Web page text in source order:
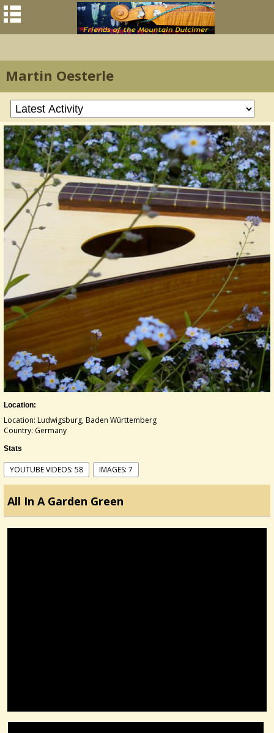
Martin Oesterle
Location:
Location: Ludwigsburg, Baden Württemberg
Country: Germany
Stats
YOUTUBE VIDEOS: 58 IMAGES: 7
All In A Garden Green